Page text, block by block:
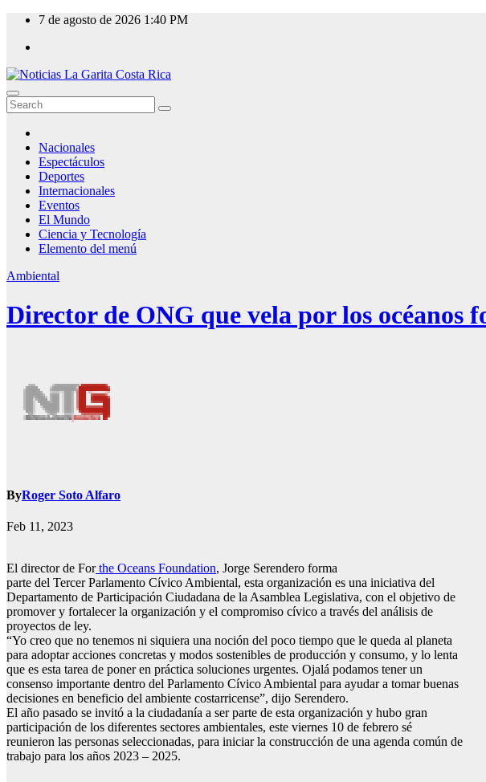
Skip
content
7 de agosto de 2026 1:40 PM
Nacionales
Espectáculos
Deportes
Internacionales
Eventos
El Mundo
Ciencia y Tecnología
Elemento del menú
Ambiental
Director de ONG que vela por los
ByRoger Soto Alfaro
Feb 11, 2023
El director de Forthe Oceans Foundation, Jorge Serendero forma
parte del Tercer Parlamento Cívico Ambiental, esta organización es una iniciativa del
Departamento de Participación Ciudadana de la Asamblea Legislativa, con el objetivo de
promover y fortalecer la organización y el compromiso cívico a través del análisis de
proyectos de ley.
“Yo creo que no tenemos ni siquiera una noción del poco tiempo que le queda al planeta
para adoptar acciones concretas y modos sostenibles de producción y consumo, y lo lenta
que es esta tarea de poner en práctica soluciones urgentes. Ojalá podamos tener un
consenso importante dentro del Parlamento Cívico Ambiental para ayudar a tomar buenas
decisiones en beneficio del ambiente costarricense”, dijo Serendero.
El año pasado se invitó a la ciudadanía a ser parte de esta organización y hubo gran
participación de los diferentes sectores ambientales, este viernes 10 de febrero sé
reunieron las personas seleccionadas, para iniciar la construcción de una agenda común de
trabajo para los años 2023 – 2025.